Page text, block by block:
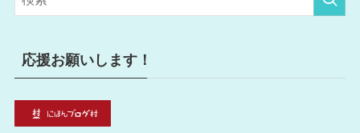
ー
応援お願いします！